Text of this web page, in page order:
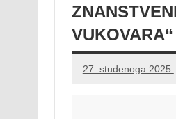
VUKOVARA“
27. studenoga 2025.